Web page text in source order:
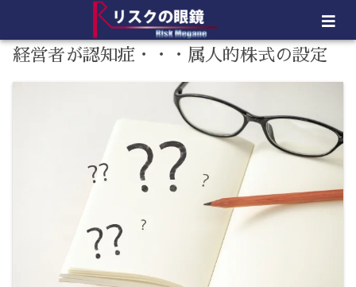
経営者が認知症・・・属人的株式の設定